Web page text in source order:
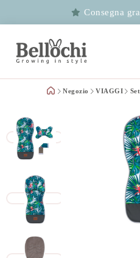
Consegna
Negozio VIAGGI